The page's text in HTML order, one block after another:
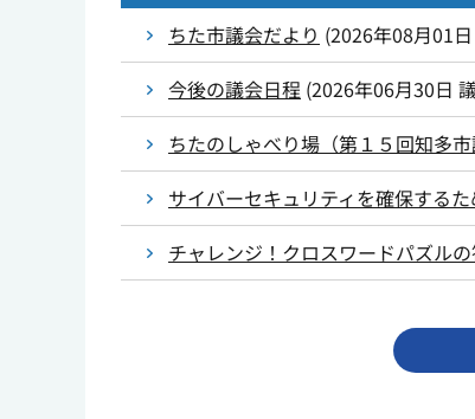
ちた市議会だより (2026年08月01日
今後の議会日程 (2026年06月30日
ちたのしゃべり場（第１５回知多市
サイバーセキュリティを確保する
チャレンジ！クロスワードパズル